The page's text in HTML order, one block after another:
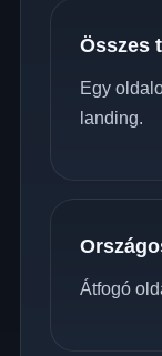
Összes
Egy
landing.
Átfogó